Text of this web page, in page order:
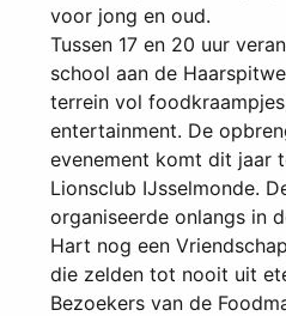
voor jong en oud.
Tussen 17 en 20 uur
school aan de
terrein vol
entertainment. De
evenement komt dit jaar
Lionsclub IJsselmonde.
organiseerde onlangs in
Hart nog een
die zelden tot nooit uit
Bezoekers van de